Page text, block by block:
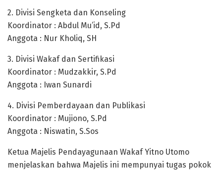
2. Divisi Sengketa dan Konseling
Koordinator : Abdul Mu’id, S.Pd
Anggota : Nur Kholiq, SH
3. Divisi Wakaf dan Sertifikasi
Koordinator : Mudzakkir, S.Pd
Anggota : Iwan Sunardi
4. Divisi Pemberdayaan dan Publikasi
Koordinator : Mujiono, S.Pd
Anggota : Niswatin, S.Sos
Ketua Majelis Pendayagunaan Wakaf Yitno Utomo
menjelaskan bahwa Majelis ini mempunyai tugas pokok